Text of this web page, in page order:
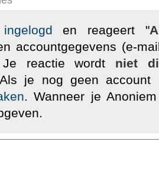
ingelogd en reageert "
accountgegevens (e-
reactie wordt niet
Als je nog geen
. Wanneer je